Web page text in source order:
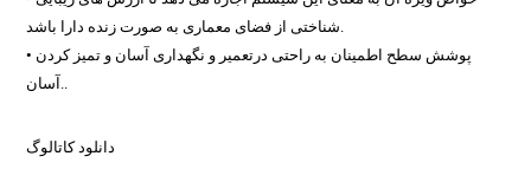
شناختی از فضای معماری به صورت زنده دارا باشد.
• پوشش سطح اطمینان به راحتی درتعمیر و نگهداری آسان و تمیز کردن
آسان..
دانلود کاتالوگ